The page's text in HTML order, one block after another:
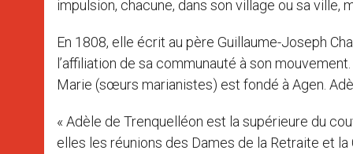
impulsion, chacune, dans son village ou sa
En 1808, elle écrit au père Guillaume-Joseph
l’affiliation de sa communauté à son
Marie (sœurs marianistes) est fondé à Agen.
« Adèle de Trenquelléon est la supérieure du
elles les réunions des Dames de la Retraite et